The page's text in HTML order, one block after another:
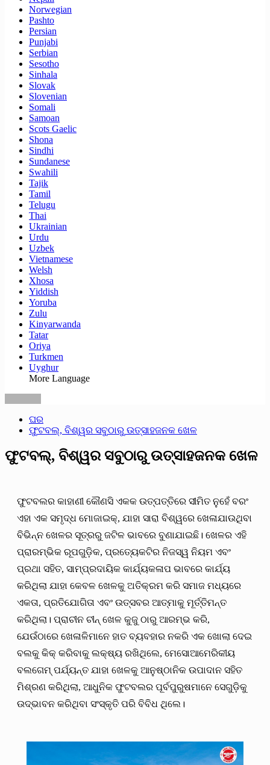
Norwegian
Pashto
Persian
Punjabi
Serbian
Sesotho
Sinhala
Slovak
Slovenian
Somali
Samoan
Scots Gaelic
Shona
Sindhi
Sundanese
Swahili
Tajik
Tamil
Telugu
Thai
Ukrainian
Urdu
Uzbek
Vietnamese
Welsh
Xhosa
Yiddish
Yoruba
Zulu
Kinyarwanda
Tatar
Oriya
Turkmen
Uyghur
More Language
ଘର
ଫୁଟବଲ୍, ବିଶ୍ୱର ସବୁଠାରୁ ଉତ୍ସାହଜନକ ଖେଳ
ଫୁଟବଲ୍, ବିଶ୍ୱର ସବୁଠାରୁ ଉତ୍ସାହଜନକ ଖେଳ
ଫୁଟବଲର କାହାଣୀ କୌଣସି ଏକକ ଉତ୍ପତ୍ତିରେ ସୀମିତ ନୁହେଁ ବରଂ
ଏହା ଏକ ସମୃଦ୍ଧ ମୋଜାଇକ୍, ଯାହା ସାରା ବିଶ୍ୱରେ ଖେଳାଯାଉଥିବା
ବିଭିନ୍ନ ଖେଳର ସୂତ୍ରରୁ ଜଟିଳ ଭାବରେ ବୁଣାଯାଇଛି। ଖେଳର ଏହି
ପ୍ରାରମ୍ଭିକ ରୂପଗୁଡ଼ିକ, ପ୍ରତ୍ୟେକଟିର ନିଜସ୍ୱ ନିୟମ ଏବଂ
ପ୍ରଥା ସହିତ, ସାମ୍ପ୍ରଦାୟିକ କାର୍ଯ୍ୟକଳାପ ଭାବରେ କାର୍ଯ୍ୟ
କରିଥିଲା ​​ଯାହା କେବଳ ଖେଳକୁ ଅତିକ୍ରମ କରି ସମାଜ ମଧ୍ୟରେ
ଏକତା, ପ୍ରତିଯୋଗିତା ଏବଂ ଉତ୍ସବର ଆତ୍ମାକୁ ମୂର୍ତ୍ତିମନ୍ତ
କରିଥିଲା। ପ୍ରାଚୀନ ଚୀନ୍ ଖେଳ କୁଜୁ ଠାରୁ ଆରମ୍ଭ କରି,
ଯେଉଁଠାରେ ଖେଳାଳିମାନେ ହାତ ବ୍ୟବହାର ନକରି ଏକ ଖୋଲା ଦେଇ
ବଲକୁ କିକ୍ କରିବାକୁ ଲକ୍ଷ୍ୟ ରଖିଥିଲେ, ମେସୋଆମେରିକୀୟ
ବଲଗେମ୍ ପର୍ଯ୍ୟନ୍ତ ଯାହା ଖେଳକୁ ଆନୁଷ୍ଠାନିକ ଉପାଦାନ ସହିତ
ମିଶ୍ରଣ କରିଥିଲା, ଆଧୁନିକ ଫୁଟବଲର ପୂର୍ବପୁରୁଷମାନେ ସେଗୁଡ଼ିକୁ
ଉଦ୍ଭାବନ କରିଥିବା ସଂସ୍କୃତି ପରି ବିବିଧ ଥିଲେ।